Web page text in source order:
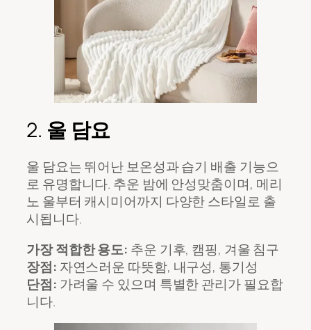
2. 울 담요
울 담요는 뛰어난 보온성과 습기 배출 기능으
로 유명합니다. 추운 밤에 안성맞춤이며, 메리
노 울부터 캐시미어까지 다양한 스타일로 출
시됩니다.
가장 적합한 용도: 추운 기후, 캠핑, 겨울 침구
장점: 자연스러운 따뜻함, 내구성, 통기성
단점: 가려울 수 있으며 특별한 관리가 필요합
니다.